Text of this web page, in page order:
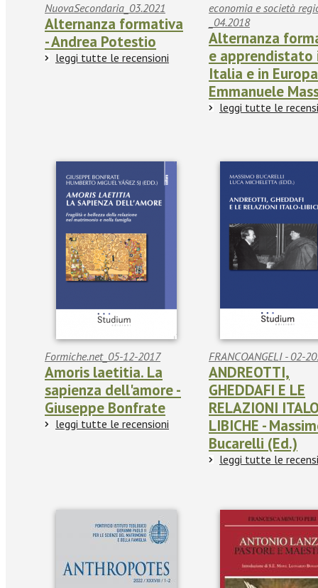
NuovaSecondaria_03.2021
Alternanza formativa
- Andrea Potestio
leggi tutte le recensioni
economia e società
_04.2018
Alternanza
e apprendistato
Italia e in
Emmanuele
leggi tutte le
Formiche.net_05-12-2017
Amoris laetitia. La
sapienza dell'amore -
Giuseppe Bonfrate
leggi tutte le recensioni
FRANCOANGELI - 02-
ANDREOTTI,
GHEDDAFI E LE
RELAZIONI
LIBICHE -
Bucarelli (Ed.)
leggi tutte le